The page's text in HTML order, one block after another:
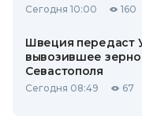
Сегодня 10:00 160
Швеция передаст
вывозившее зерно
Севастополя
Сегодня 08:49 67